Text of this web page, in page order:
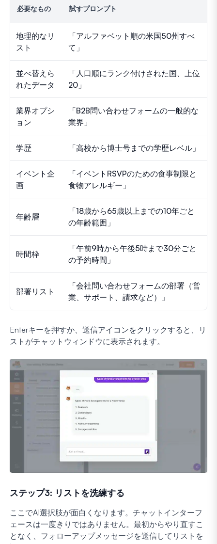
必要なもの 試すプロンプト
地理的なリ
スト
「アルファベット順の米国50州すべ
て」
並べ替えら
れたデータ
「人口順にランク付けされた国、上位
20」
業界オプシ
ョン
「B2B問い合わせフォームの一般的な
業界」
学歴 「高校から博士号までの学歴レベル」
イベント企
画
「イベントRSVPのための食事制限と
食物アレルギー」
年齢層
「18歳から65歳以上までの10年ごと
の年齢範囲」
時間枠
「午前9時から午後5時まで30分ごと
の予約時間」
部署リスト
「会社問い合わせフォームの部署（営
業、サポート、請求など）」
Enterキーを押すか、送信アイコンをクリックすると、リ
ストがチャットウィンドウに表示されます。
ステップ3: リストを洗練する
ここでAI選択肢が面白くなります。チャットインターフ
ェースは一度きりではありません。最初からやり直すこ
となく、フォローアップメッセージを送信してリストを